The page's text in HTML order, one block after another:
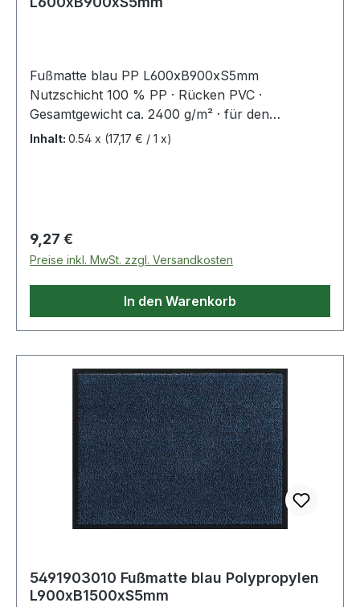
Fußmatte blau PP L600xB900xS5mm
Nutzschicht 100 % PP · Rücken PVC ·
Gesamtgewicht ca. 2400 g/m² · für den
Innenbereich Weitere technische Eigenschaften: ·
Inhalt: 0.54 x (17,17 € / 1 x)
Regulärer Preis:
9,27 €
Preise inkl. MwSt. zzgl. Versandkosten
In den Warenkorb
5491903010 Fußmatte blau Polypropylen
L900xB1500xS5mm